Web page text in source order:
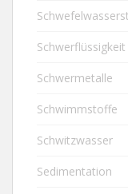
Schwerflüssigkeit
Schwermetalle
Schwimmstoffe
Schwitzwasser
Sedimentation